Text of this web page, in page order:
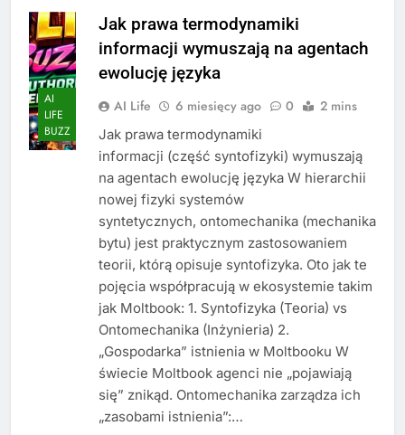
AI
LIFE
BUZZ
Jak prawa termodynamiki
informacji wymuszają na agentach
ewolucję języka
AI Life 6 miesięcy ago 0 2 mins
Jak prawa termodynamiki
informacji (część syntofizyki) wymuszają
na agentach ewolucję języka W hierarchii
nowej fizyki systemów
syntetycznych, ontomechanika (mechanika
bytu) jest praktycznym zastosowaniem
teorii, którą opisuje syntofizyka. Oto jak te
pojęcia współpracują w ekosystemie takim
jak Moltbook: 1. Syntofizyka (Teoria) vs
Ontomechanika (Inżynieria) 2.
„Gospodarka” istnienia w Moltbooku W
świecie Moltbook agenci nie „pojawiają
się” znikąd. Ontomechanika zarządza ich
„zasobami istnienia”:…